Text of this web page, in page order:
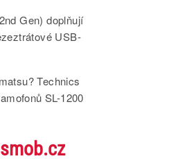
Gen) doplňují
USB-
Technics
SL-1200